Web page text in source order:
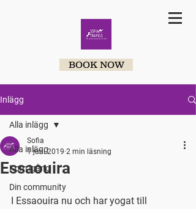
BOOK NOW
Inlägg
Alla inlägg
Kom igång
Din community
Alla inlägg
Essaouira
Sofia
1 juni 2019 2 min läsning
I Essaouira nu och har yogat till